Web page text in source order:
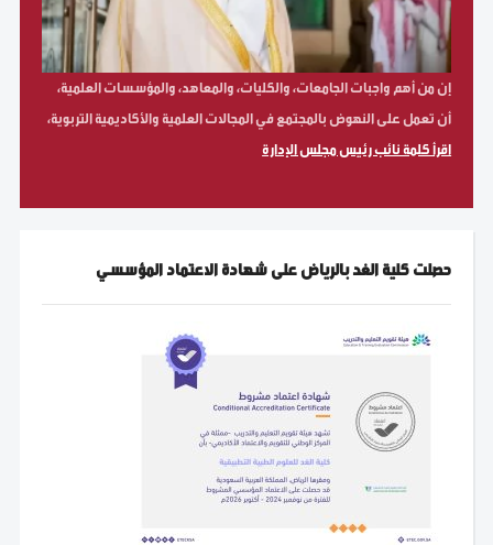
إن من أهم واجبات الجامعات، والكليات، والمعاهد، والمؤسسات العلمية،
أن تعمل على النهوض بالمجتمع في المجالات العلمية والأكاديمية التربوية،
اقرأ كلمة نائب رئيس مجلس الإدارة
حصلت كلية الغد بالرياض على شهادة الاعتماد المؤسسي